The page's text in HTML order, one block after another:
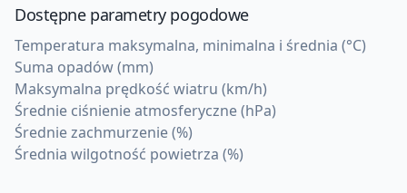
Dostępne parametry pogodowe
Temperatura maksymalna, minimalna i średnia (°C)
Suma opadów (mm)
Maksymalna prędkość wiatru (km/h)
Średnie ciśnienie atmosferyczne (hPa)
Średnie zachmurzenie (%)
Średnia wilgotność powietrza (%)